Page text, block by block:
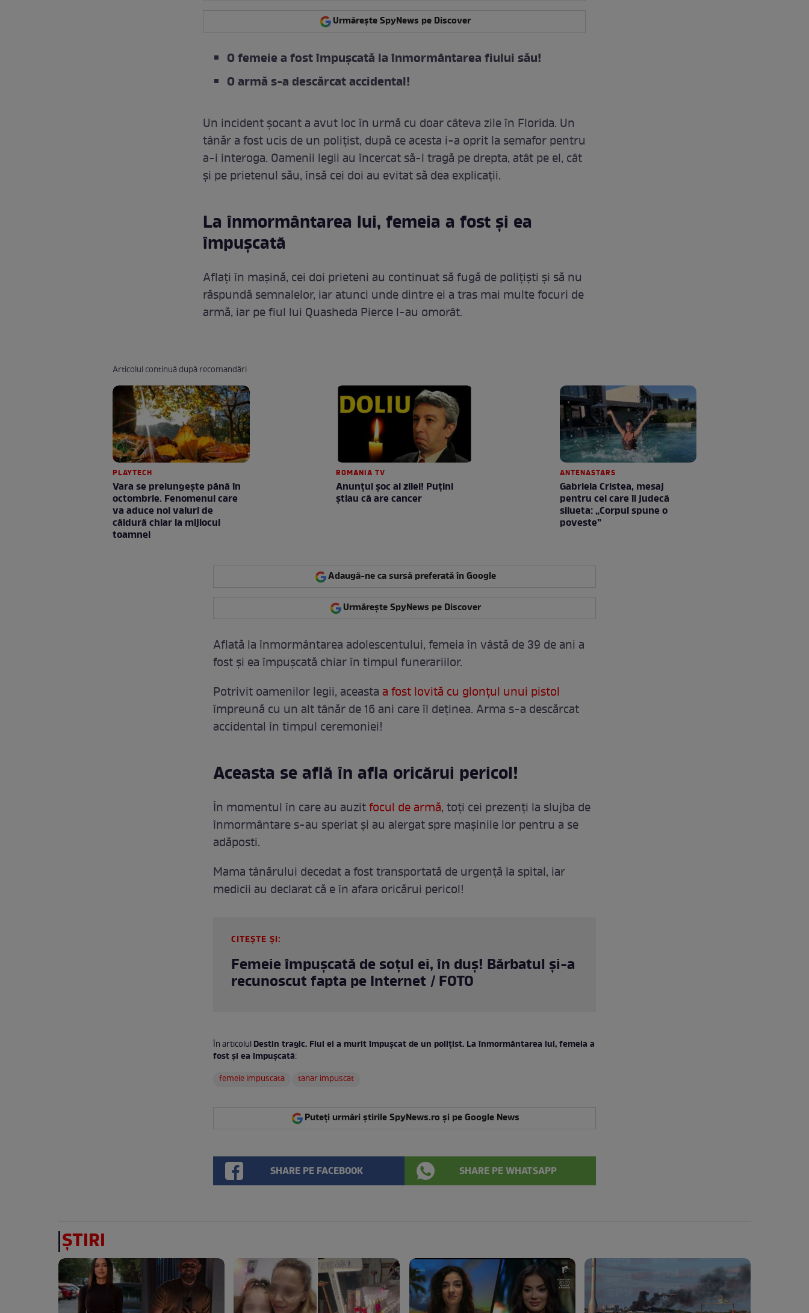
Urmărește SpyNews pe Discover
O femeie a fost împușcată la înmormântarea fiului său!
O armă s-a descărcat accidental!
Un incident șocant a avut loc în urmă cu doar câteva zile în Florida. Un
tânăr a fost ucis de un polițist, după ce acesta i-a oprit la semafor pentru
a-i interoga. Oamenii legii au încercat să-l tragă pe drepta, atât pe el, cât
și pe prietenul său, însă cei doi au evitat să dea explicații.
La înmormântarea lui, femeia a fost și ea
împușcată
Aflați în mașină, cei doi prieteni au continuat să fugă de polițiști și să nu
răspundă semnalelor, iar atunci unde dintre ei a tras mai multe focuri de
armă, iar pe fiul lui Quasheda Pierce l-au omorât.
Articolul continuă după recomandări
PLAYTECH
Vara se prelungeşte până în
octombrie. Fenomenul care
va aduce noi valuri de
căldură chiar la mijlocul
toamnei
ROMANIA TV
Anunţul şoc al zilei! Puţini
ştiau că are cancer
ANTENASTARS
Gabriela Cristea, mesaj
pentru cei care îi judecă
silueta: „Corpul spune o
poveste”
Adaugă-ne ca sursă preferată în Google
Urmărește SpyNews pe Discover
Aflată la înmormântarea adolescentului, femeia în vâstă de 39 de ani a
fost și ea împușcată chiar în timpul funerariilor.
Potrivit oamenilor legii, aceastaa fost lovită cu glonțul unui pistol
împreună cu un alt tânăr de 16 ani care îl deținea. Arma s-a descărcat
accidental în timpul ceremoniei!
Aceasta se află în afla oricărui pericol!
În momentul în care au auzitfocul de armă, toți cei prezenți la slujba de
înmormântare s-au speriat și au alergat spre mașinile lor pentru a se
adăposti.
Mama tânărului decedat a fost transportată de urgență la spital, iar
medicii au declarat că e în afara oricărui pericol!
CITEȘTE ȘI:
Femeie împușcată de soțul ei, în duș! Bărbatul și-a
recunoscut fapta pe Internet / FOTO
În articolulDestin tragic. Fiul ei a murit împușcat de un polițist. La înmormântarea lui, femeia a
fost și ea împușcată:
femeie impuscata
tanar impuscat
Puteți urmări știrile SpyNews.ro și pe Google News
SHARE PE FACEBOOK SHARE PE WHATSAPP
ȘTIRI